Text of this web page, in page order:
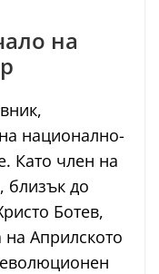
на
национално-
Като член на
близък до
Ботев,
на Априлското